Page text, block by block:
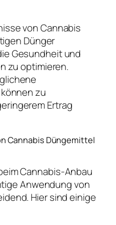
von Cannabis
Dünger
Gesundheit und
zu optimieren.
zu
Ertrag
Cannabis Düngemittel
Cannabis-Anbau
Anwendung von
Hier sind einige